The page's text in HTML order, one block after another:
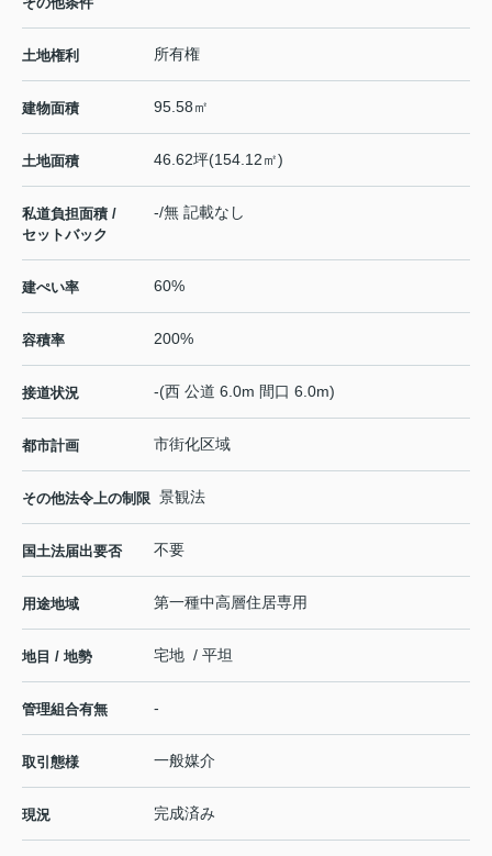
土地権利 所有権
建物面積 95.58㎡
土地面積 46.62坪(154.12㎡)
私道負担面積 /
セットバック
-/無 記載なし
建ぺい率 60%
容積率 200%
接道状況 -(西 公道 6.0m 間口 6.0m)
都市計画 市街化区域
その他法令上の制限 景観法
国土法届出要否 不要
用途地域 第一種中高層住居専用
地目 / 地勢 宅地 / 平坦
管理組合有無 -
取引態様 一般媒介
現況 完成済み